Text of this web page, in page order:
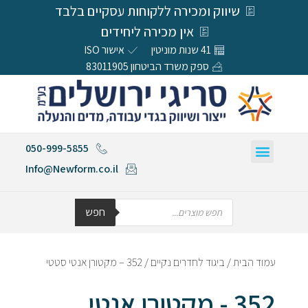
שיווק ומכירה ללקוחות עסקיים בלבד
אין מכירה ליחידים
41 שנות מוניטין
אישור ISO
ספק משרד הביטחון 83011905
050-999-5855
Info@Newform.co.il
חפש
עמוד הבית/ ביגוד לחדרים נקיים/ 352 – מקטורן אנטי סטטי